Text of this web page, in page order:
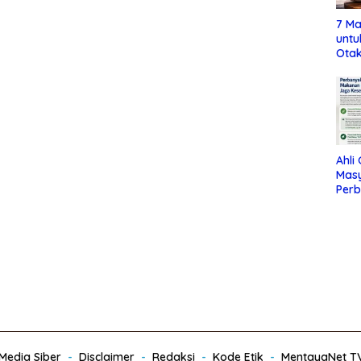
7
Ahli
Siber Disclaimer Redaksi Kode Etik MentayaNet